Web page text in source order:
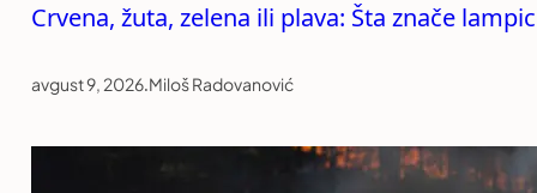
Crvena, žuta, zelena ili plava: Šta znače
avgust 9, 2026.Miloš Radovanović